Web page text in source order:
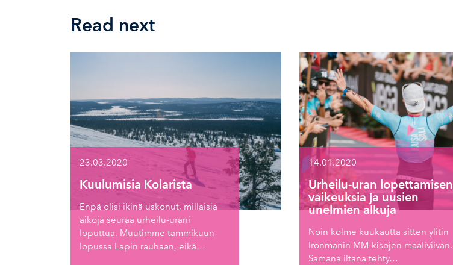
Read next
23.03.2020
Kuulumisia Kolarista
Enpä olisi ikinä uskonut, millaisia
aikoja seuraa urheilu-urani
loputtua. Muutimme tammikuun
lopussa Lapin rauhaan, eikä…
14.01.2020
Urheilu-uran lopettamisen
vaikeuksia ja uusien
unelmien alkuja
Noin kolme kuukautta sitten ylitin
Ironmanin MM-kisojen maaliviivan.
Samana iltana tehty…